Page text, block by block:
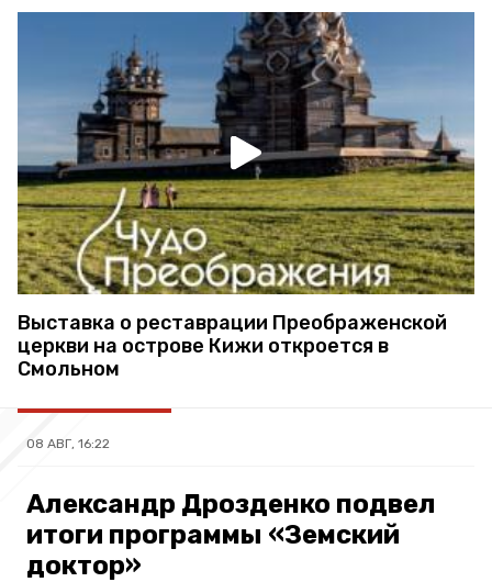
Выставка о реставрации Преображенской
церкви на острове Кижи откроется в
Смольном
08 АВГ, 16:22
Александр Дрозденко подвел
итоги программы «Земский
доктор»